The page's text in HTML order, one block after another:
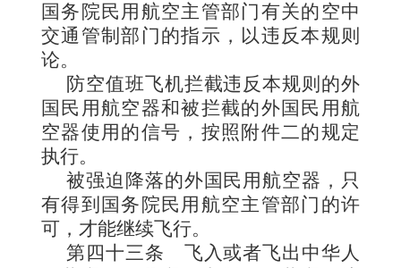
国务院民用航空主管部门有关的空中
交通管制部门的指示，以违反本规则
论。
防空值班飞机拦截违反本规则的外
国民用航空器和被拦截的外国民用航
空器使用的信号，按照附件二的规定
执行。
被强迫降落的外国民用航空器，只
有得到国务院民用航空主管部门的许
可，才能继续飞行。
第四十三条 飞入或者飞出中华人